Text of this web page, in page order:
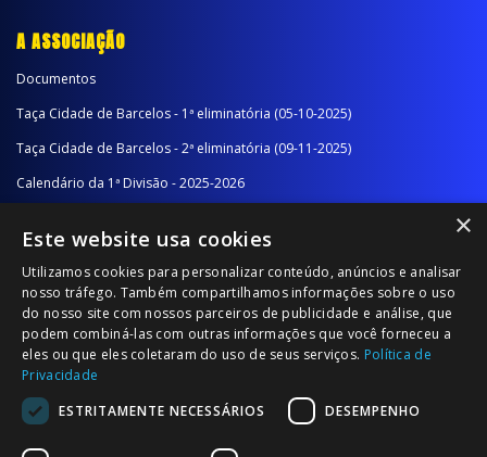
A ASSOCIAÇÃO
Documentos
Taça Cidade de Barcelos - 1ª eliminatória (05-10-2025)
Taça Cidade de Barcelos - 2ª eliminatória (09-11-2025)
Calendário da 1ª Divisão - 2025-2026
Calendário da 2ª Divisão - Série B - 2025-2026
Calendário da Época
NOTÍCIAS/COMUNICADOS
Notícias
Comunicados
×
Este website usa cookies
Utilizamos cookies para personalizar conteúdo, anúncios e analisar
nosso tráfego. Também compartilhamos informações sobre o uso
do nosso site com nossos parceiros de publicidade e análise, que
podem combiná-las com outras informações que você forneceu a
eles ou que eles coletaram do uso de seus serviços. Política de
Privacidade
ESTRITAMENTE NECESSÁRIOS
DESEMPENHO